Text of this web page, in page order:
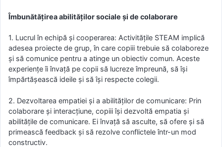
Îmbunătățirea abilităților sociale și de colaborare
1. Lucrul în echipă și cooperarea: Activitățile STEAM implică
adesea proiecte de grup, în care copiii trebuie să colaboreze
și să comunice pentru a atinge un obiectiv comun. Aceste
experiențe îi învață pe copii să lucreze împreună, să își
împărtășească ideile și să își respecte colegii.
2. Dezvoltarea empatiei și a abilităților de comunicare: Prin
colaborare și interacțiune, copiii își dezvoltă empatia și
abilitățile de comunicare. Ei învață să asculte, să ofere și să
primească feedback și să rezolve conflictele într-un mod
constructiv.